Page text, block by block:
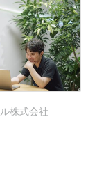
株式会社